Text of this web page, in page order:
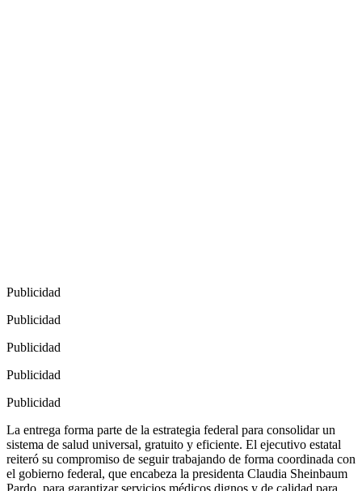
Publicidad
Publicidad
Publicidad
Publicidad
Publicidad
La entrega forma parte de la estrategia federal para consolidar un
sistema de salud universal, gratuito y eficiente. El ejecutivo estatal
reiteró su compromiso de seguir trabajando de forma coordinada con
el gobierno federal, que encabeza la presidenta Claudia Sheinbaum